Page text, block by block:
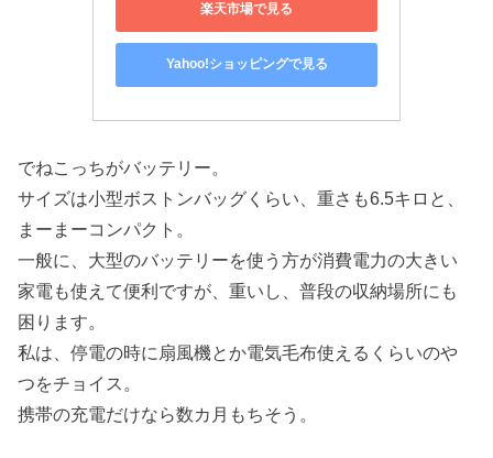
楽天市場で見る
Yahoo!ショッピングで見る
でねこっちがバッテリー。
サイズは小型ボストンバッグくらい、重さも6.5キロと、
まーまーコンパクト。
一般に、大型のバッテリーを使う方が消費電力の大きい
家電も使えて便利ですが、重いし、普段の収納場所にも
困ります。
私は、停電の時に扇風機とか電気毛布使えるくらいのや
つをチョイス。
携帯の充電だけなら数カ月もちそう。